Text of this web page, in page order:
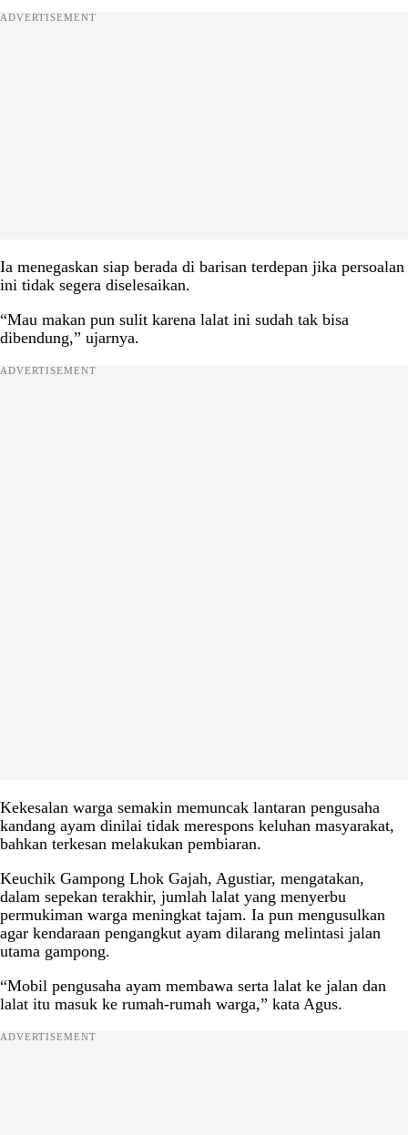
ADVERTISEMENT
Ia menegaskan siap berada di barisan terdepan jika persoalan
ini tidak segera diselesaikan.
“Mau makan pun sulit karena lalat ini sudah tak bisa
dibendung,” ujarnya.
ADVERTISEMENT
Kekesalan warga semakin memuncak lantaran pengusaha
kandang ayam dinilai tidak merespons keluhan masyarakat,
bahkan terkesan melakukan pembiaran.
Keuchik Gampong Lhok Gajah, Agustiar, mengatakan,
dalam sepekan terakhir, jumlah lalat yang menyerbu
permukiman warga meningkat tajam. Ia pun mengusulkan
agar kendaraan pengangkut ayam dilarang melintasi jalan
utama gampong.
“Mobil pengusaha ayam membawa serta lalat ke jalan dan
lalat itu masuk ke rumah-rumah warga,” kata Agus.
ADVERTISEMENT